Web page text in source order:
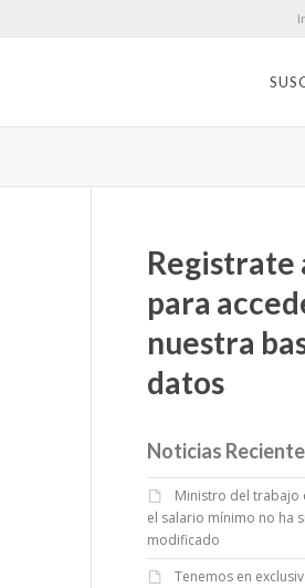
Registrate
para
nuestra
datos
Noticias
Ministro del trabajo
el salario mínimo no ha
modificado
Tenemos en